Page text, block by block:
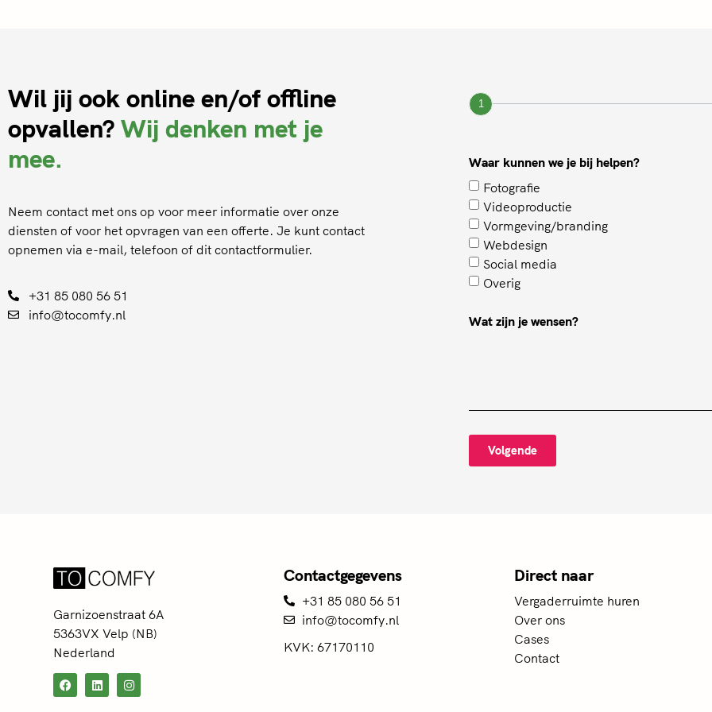
Wil jij ook online en/of offline
opvallen? Wij denken met je
mee.
Neem contact met ons op voor meer informatie over onze
diensten of voor het opvragen van een offerte. Je kunt contact
opnemen via e-mail, telefoon of dit contactformulier.
+31 85 080 56 51
info@tocomfy.nl
1
Waar kunnen we je bij helpen?
Fotografie
Videoproductie
Vormgeving/branding
Webdesign
Social media
Overig
Wat zijn je wensen?
Volgende
Garnizoenstraat 6A
5363VX Velp (NB)
Nederland
Contactgegevens
+31 85 080 56 51
info@tocomfy.nl
KVK: 67170110
Direct naar
Vergaderruimte huren
Over ons
Cases
Contact